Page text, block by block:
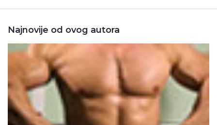
Najnovije od ovog autora